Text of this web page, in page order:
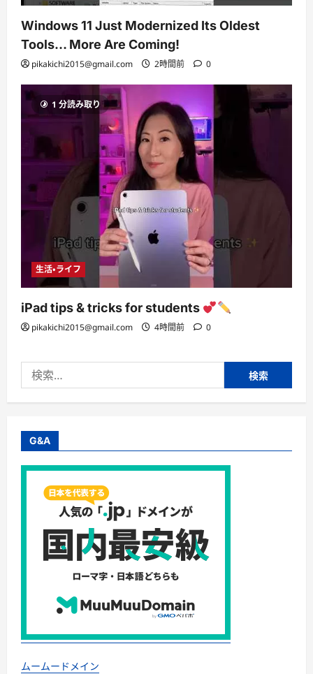
Windows 11 Just Modernized Its Oldest
Tools… More Are Coming!
pikakichi2015@gmail.com 2時間前 0
1 分読み取り
生活・ライフ
iPad tips & tricks for students
pikakichi2015@gmail.com 4時間前 0
索:
G&A
ムームードメイン